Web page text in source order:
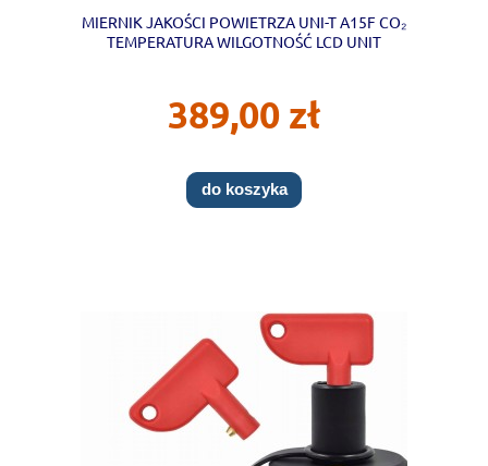
MIERNIK JAKOŚCI POWIETRZA UNI-T A15F CO₂
TEMPERATURA WILGOTNOŚĆ LCD UNIT
389,00 zł
do koszyka